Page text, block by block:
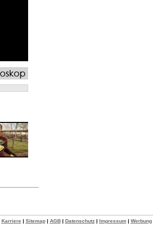
Karriere | Sitemap| AGB| Datenschutz| Impressum| Werbung